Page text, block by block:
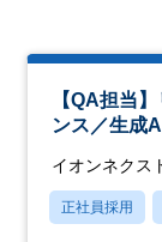
【QA担当
ンス／生成
イオンネクス
正社員採用